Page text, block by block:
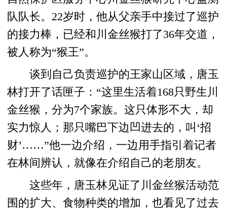
队队长。22岁时，他从父亲手中接过了巡护
的接力棒，已经和川金丝猴打了36年交道，
被人称为“猴王”。
谈到自己负责巡护的王家山区域，唐玉
林打开了话匣子：“这里生活着168只野生川
金丝猴，分为7个家族。这只体形不大，却
实力惊人；那只嘴巴下边凹进去的，叫‘招
财’……”他一边介绍，一边用手指引着记者
在林间辨认，就像在介绍自己的老朋友。
这些年，唐玉林见证了川金丝猴活动范
围的扩大、食物种类的增加，也看见了过去